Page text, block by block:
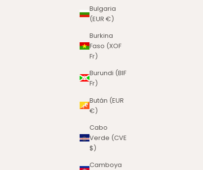
Bulgaria
(EUR €)
Burkina
Faso (XOF
Fr)
Burundi (BIF
Fr)
Bután (EUR
€)
Cabo
Verde (CVE
$)
Camboya